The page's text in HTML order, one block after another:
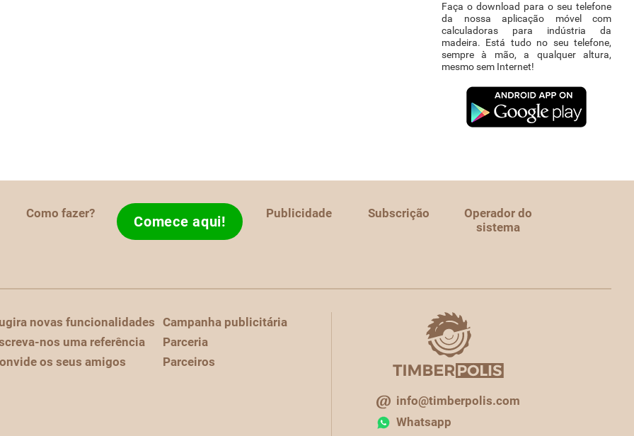
Faça o download para o seu telefone
da nossa aplicação móvel com
calculadoras para indústria da
madeira. Está tudo no seu telefone,
sempre à mão, a qualquer altura,
mesmo sem Internet!
Como fazer? Comece aqui! Publicidade Subscrição
Operador do
sistema
novas funcionalidades
nos uma referência
os seus amigos
Campanha publicitária
Parceria
Parceiros
info@timberpolis.com
Whatsapp